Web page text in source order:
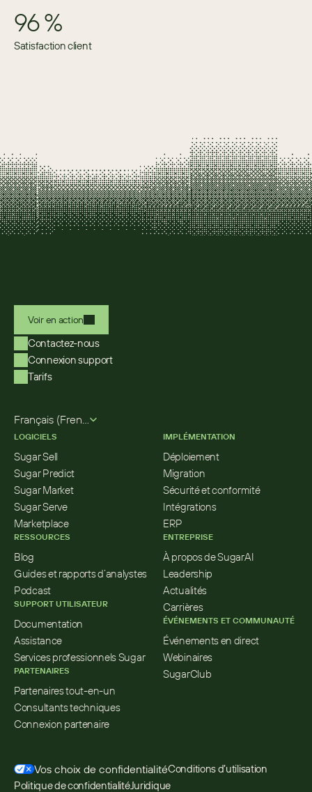
96 %
Satisfaction client
Voir en action
Contactez-nous
Connexion support
Tarifs
Français (French)
LOGICIELS
Sugar Sell
Sugar Predict
Sugar Market
Sugar Serve
Marketplace
RESSOURCES
Blog
Guides et rapports d’analystes
Podcast
SUPPORT UTILISATEUR
Documentation
Assistance
Services professionnels Sugar
PARTENAIRES
Partenaires tout-en-un
Consultants techniques
Connexion partenaire
IMPLÉMENTATION
Déploiement
Migration
Sécurité et conformité
Intégrations
ERP
ENTREPRISE
À propos de SugarAI
Leadership
Actualités
Carrières
ÉVÉNEMENTS ET COMMUNAUTÉ
Événements en direct
Webinaires
SugarClub
Vos choix de confidentialitéConditions d’utilisation
Politique de confidentialitéJuridique